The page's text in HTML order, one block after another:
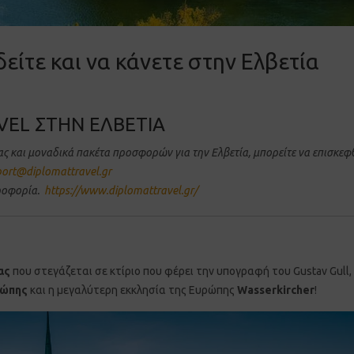
και να κάνετε στην Ελβετία
ΣΤΗΝ ΕΛΒΕΤΙΑ
και μοναδικά πακέτα προσφορών για την Ελβετία, μπορείτε να
https://www.diplomattravel.gr/
που στεγάζεται σε κτίριο που φέρει την υπογραφή του Gustav
και η μεγαλύτερη εκκλησία της Ευρώπης Wasserkircher!